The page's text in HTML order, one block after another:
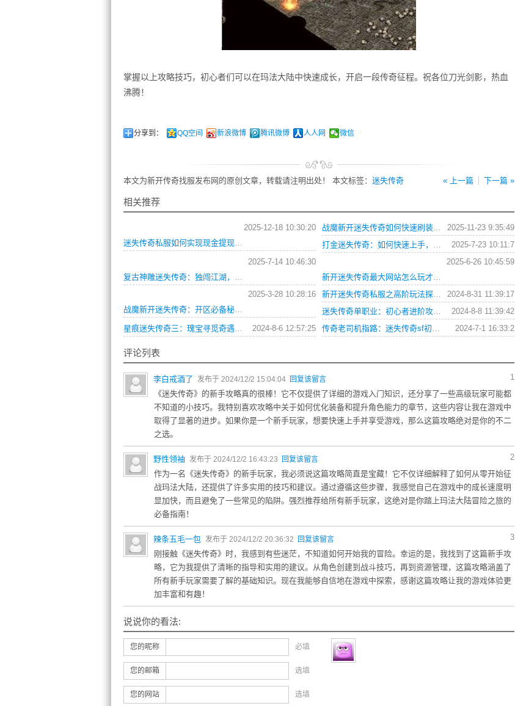
掌握以上攻略技巧，初心者们可以在玛法大陆中快速成长，开启一段传奇征程。祝各位刀光剑影，热血
沸腾！
分享到： QQ空间 新浪微博 腾讯微博 人人网 微信
« 上一篇 下一篇 »
本文为新开传奇找服发布网的原创文章，转载请注明出处！ 本文标签： 迷失传奇
相关推荐
2025-12-18 10:30:20
迷失传奇私服如何实现现金提现？是否有靠谱平台及操作步骤详解
2025-11-23 9:35:49
战魔新开迷失传奇如何快速刷装备与升级？新手必看攻略解析
2025-7-23 10:11:7
打金迷失传奇：如何快速上手，成为游戏大佬？
2025-7-14 10:46:30
复古神雕迷失传奇：独闯江湖，如何练就绝世神功？
2025-6-26 10:45:59
新开迷失传奇最大网站怎么玩才能快速升级打到极品装备？
2025-3-28 10:28:16
战魔新开迷失传奇：开区必备秘籍，如何叱咤风云？
2024-8-31 11:39:17
新开迷失传奇私服之高阶玩法探索指南：如何叱咤风云
2024-8-8 11:39:42
迷失传奇单职业：初心者进阶攻略，一刀999，问鼎巅峰
2024-8-6 12:57:25
星痕迷失传奇三：瑰宝寻觅奇遇，探索隐藏的秘密之门 2024-7-1 16:33:2
传奇老司机指路：迷失传奇sf初入江湖全攻略
评论列表
1
李白戒酒了 发布于 2024/12/2 15:04:04 回复该留言
《迷失传奇》的新手攻略真的很棒！它不仅提供了详细的游戏入门知识，还分享了一些高级玩家可能都
不知道的小技巧。我特别喜欢攻略中关于如何优化装备和提升角色能力的章节，这些内容让我在游戏中
取得了显著的进步。如果你是一个新手玩家，想要快速上手并享受游戏，那么这篇攻略绝对是你的不二
之选。
2
野性领袖 发布于 2024/12/2 16:43:23 回复该留言
作为一名《迷失传奇》的新手玩家，我必须说这篇攻略简直是宝藏！它不仅详细解释了如何从零开始征
战玛法大陆，还提供了许多实用的技巧和建议。通过遵循这些步骤，我感觉自己在游戏中的成长速度明
显加快，而且避免了一些常见的陷阱。强烈推荐给所有新手玩家，这绝对是你踏上玛法大陆冒险之旅的
必备指南！
3
辣条五毛一包 发布于 2024/12/2 20:36:32 回复该留言
刚接触《迷失传奇》时，我感到有些迷茫，不知道如何开始我的冒险。幸运的是，我找到了这篇新手攻
略，它为我提供了清晰的指导和实用的建议。从角色创建到战斗技巧，再到资源管理，这篇攻略涵盖了
所有新手玩家需要了解的基础知识。现在我能够自信地在游戏中探索，感谢这篇攻略让我的游戏体验更
加丰富和有趣！
说说你的看法:
您的昵称 必填
您的邮箱 选填
您的网站 选填